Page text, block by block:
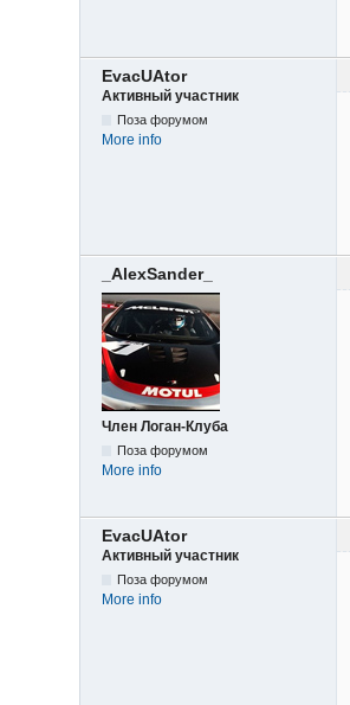
EvacUAtor
Активный участник
Поза форумом
More info
_AlexSander_
Член Логан-Клуба
Поза форумом
More info
EvacUAtor
Активный участник
Поза форумом
More info